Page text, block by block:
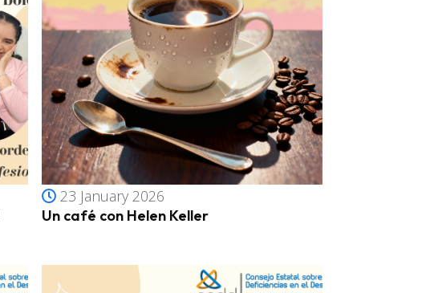
23 January 2026
Un café con Helen Keller